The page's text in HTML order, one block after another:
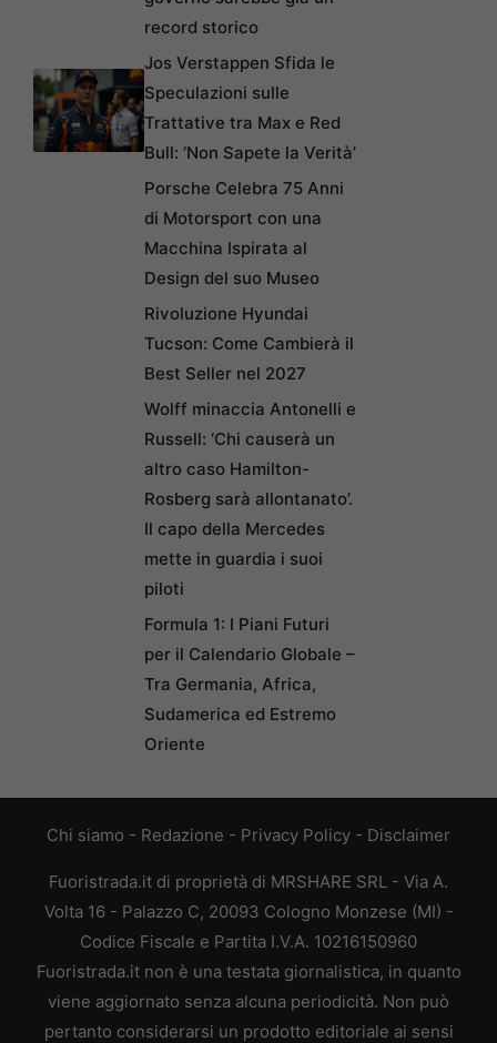
record storico
Jos Verstappen Sfida le
Speculazioni sulle
Trattative tra Max e Red
Bull: ‘Non Sapete la Verità’
Porsche Celebra 75 Anni
di Motorsport con una
Macchina Ispirata al
Design del suo Museo
Rivoluzione Hyundai
Tucson: Come Cambierà il
Best Seller nel 2027
Wolff minaccia Antonelli e
Russell: ‘Chi causerà un
altro caso Hamilton-
Rosberg sarà allontanato’.
Il capo della Mercedes
mette in guardia i suoi
piloti
Formula 1: I Piani Futuri
per il Calendario Globale –
Tra Germania, Africa,
Sudamerica ed Estremo
Oriente
Chi siamo - Redazione - Privacy Policy - Disclaimer
Fuoristrada.it di proprietà di MRSHARE SRL - Via A.
Volta 16 - Palazzo C, 20093 Cologno Monzese (MI) -
Codice Fiscale e Partita I.V.A. 10216150960
Fuoristrada.it non è una testata giornalistica, in quanto
viene aggiornato senza alcuna periodicità. Non può
pertanto considerarsi un prodotto editoriale ai sensi